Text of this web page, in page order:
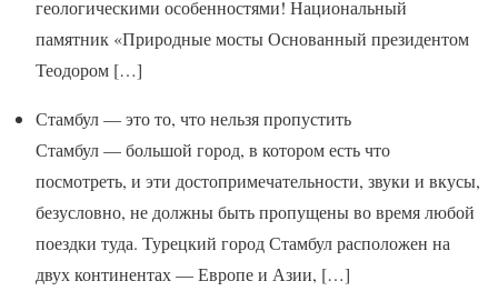
геологическими особенностями! Национальный
памятник «Природные мосты Основанный президентом
Теодором […]
Стамбул — это то, что нельзя пропустить
Стамбул — большой город, в котором есть что
посмотреть, и эти достопримечательности, звуки и вкусы,
безусловно, не должны быть пропущены во время любой
поездки туда. Турецкий город Стамбул расположен на
двух континентах — Европе и Азии, […]